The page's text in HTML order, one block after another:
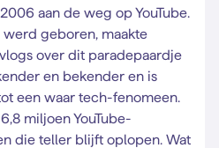
aan de weg op YouTube.
werd geboren, maakte
over dit paradepaardje
en bekender en is
een waar tech-fenomeen.
miljoen YouTube-
die teller blijft oplopen. Wat